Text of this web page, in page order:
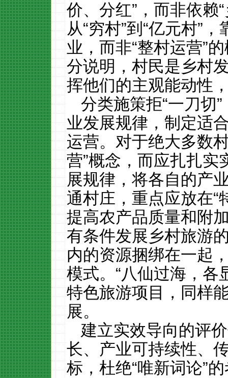
价、分红”，而非依赖
从“穷村”到“亿元村”
业，而非“整村运营”
分说明，村民是乡村
挥他们的主观能动性
分类施策拒“一刀切
业发展规律，制定适
运营。对于绝大多数
营”概念，而应扎扎实
展规律，将各自的产
通村庄，重点应放在“
提高农产品质量和附
有条件发展乡村旅游
内的资源捆绑在一起
模式。“八仙过海，各
特色旅游项目，同样
展。
建立实效导向的评
长、产业可持续性、
标，杜绝“唯新词论”